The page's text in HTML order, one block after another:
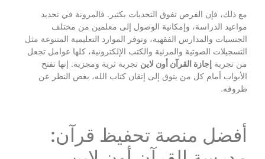
مع ذلك، فإن الفرص تفوق التحديات بكثير. فالمرونة في تحديد
مواعيد الدراسة، وإمكانية الوصول إلى معلمين من مختلف
الجنسيات والمدارس الفقهية، وتوفر الموارد التعليمية المتنوعة مثل
التسجيلات الصوتية والمرئية والكتب الإلكترونية، كلها عوامل تجعل
من تجربة إجازة القرآن أون لاين تجربة ثرية ومجزية. إنها تفتح
الأبواب أمام كل من يتوق إلى إتقان كتاب الله، بغض النظر عن
ظروفه.
أفضل منصة تحفيظ قرآن: